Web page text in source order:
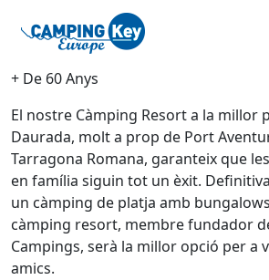
+ De 60 Anys
El nostre Càmping Resort a la millor
Daurada, molt a prop de Port
Tarragona Romana, garanteix que
en família siguin tot un èxit.
un càmping de platja amb
càmping resort, membre fundador
Campings, serà la millor opció per a
amics.